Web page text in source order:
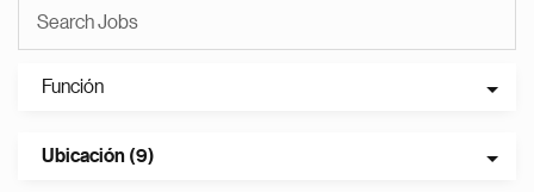
Función
Ubicación (9)